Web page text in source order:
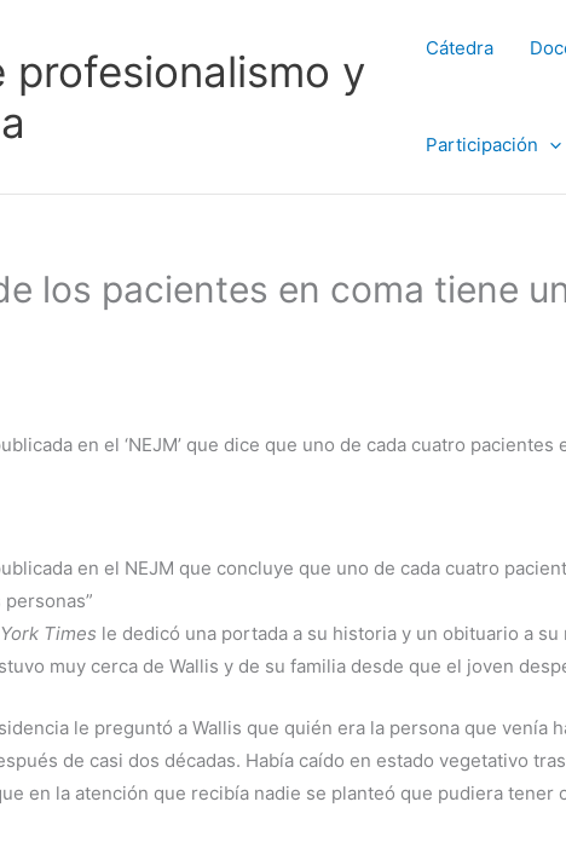
profesionalismo y
Cátedra
Participación
los pacientes en coma tiene
en el ‘NEJM’ que dice que uno de cada cuatro
en el NEJM que concluye que uno de cada cuatro
Times le dedicó una portada a su historia y un obituario a
muy cerca de Wallis y de su familia desde que el joven
le preguntó a Wallis que quién era la persona que venía
de casi dos décadas. Había caído en estado vegetativo
en la atención que recibía nadie se planteó que pudiera